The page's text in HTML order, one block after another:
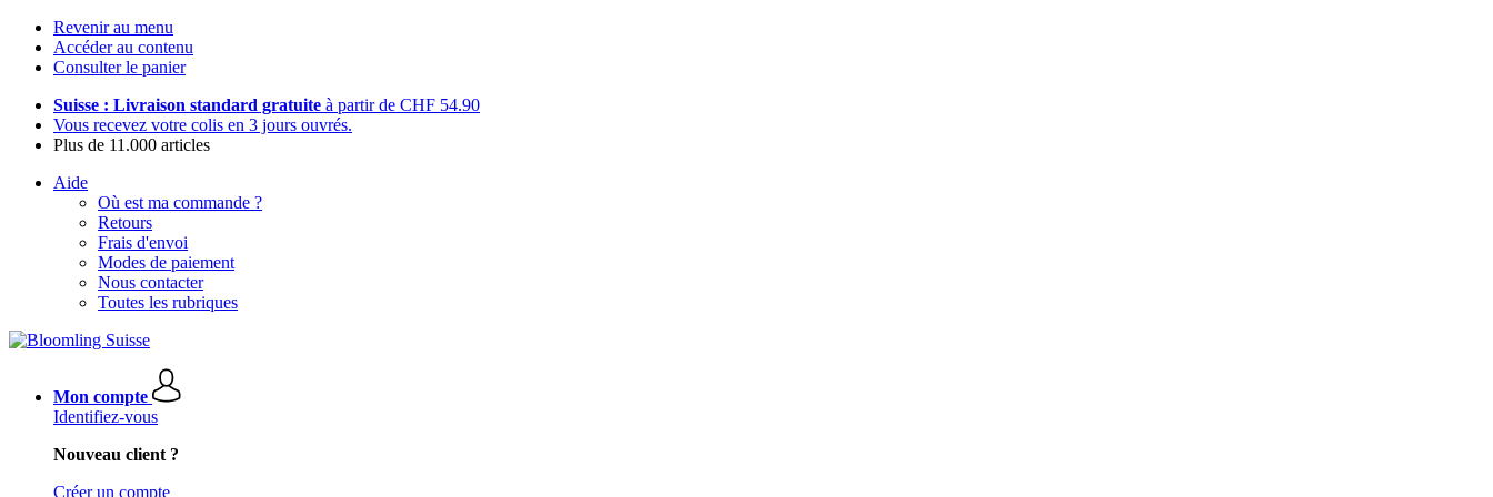
Revenir au menu
Accéder au contenu
Consulter le panier
Suisse : Livraison standard gratuite à partir de CHF 54.90
Vous recevez votre colis en 3 jours ouvrés.
Plus de 11.000 articles
Aide
Où est ma commande ?
Retours
Frais d'envoi
Modes de paiement
Nous contacter
Toutes les rubriques
Mon compte
Identifiez-vous
Nouveau client ?
Créer un compte